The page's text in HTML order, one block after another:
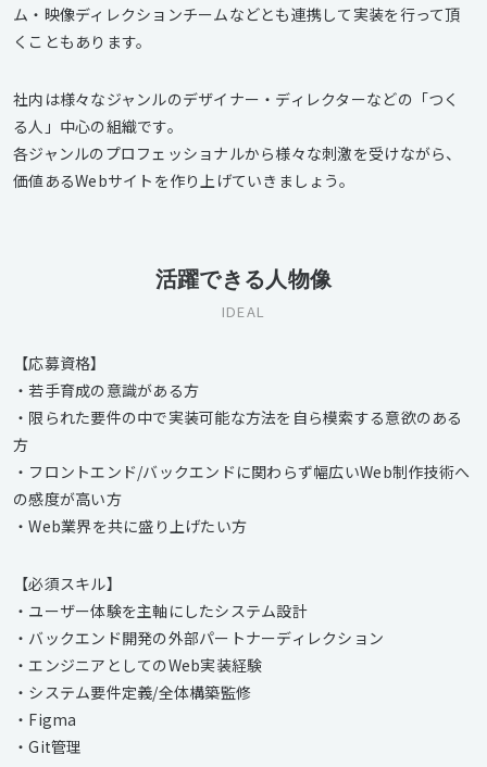
ム・映像ディレクションチームなどとも連携して実装を行って頂
くこともあります。
社内は様々なジャンルのデザイナー・ディレクターなどの「つく
る人」中心の組織です。
各ジャンルのプロフェッショナルから様々な刺激を受けながら、
価値あるWebサイトを作り上げていきましょう。
活躍できる人物像
IDEAL
【応募資格】
・若手育成の意識がある方
・限られた要件の中で実装可能な方法を自ら模索する意欲のある
方
・フロントエンド/バックエンドに関わらず幅広いWeb制作技術へ
の感度が高い方
・Web業界を共に盛り上げたい方
【必須スキル】
・ユーザー体験を主軸にしたシステム設計
・バックエンド開発の外部パートナーディレクション
・エンジニアとしてのWeb実装経験
・システム要件定義/全体構築監修
・Figma
・Git管理